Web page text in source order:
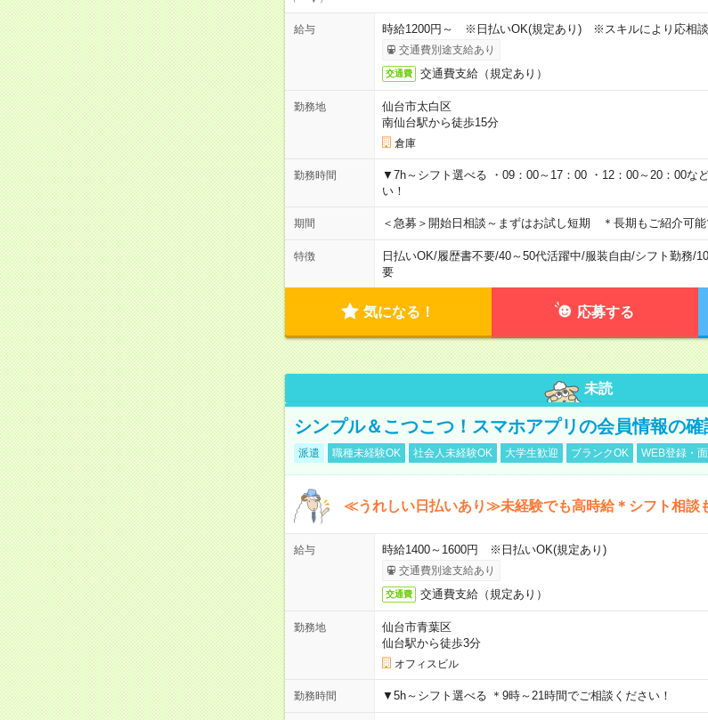
給与 時給1200円～ ※日払いOK(規定あり) ※スキルにより応相談
交通費別途支給あり
交通費 交通費支給（規定あり）
勤務地
仙台市太白区
南仙台駅から徒歩15分
倉庫
勤務時間
▼7h～シフト選べる ・09：00～17：00 ・12：00～20：00な
い！
期間 ＜急募＞開始日相談～まずはお試し短期 ＊長期もご紹介可能
特徴 日払いOK/履歴書不要/40～50代活躍中/服装自由/シフト勤務/
要
気になる！ 応募する
未読
シンプル＆こつこつ！スマホアプリの会員情報の確
派遣 職種未経験OK 社会人未経験OK 大学生歓迎 ブランクOK WEB登録・
≪うれしい日払いあり≫未経験でも高時給＊シフト相談
給与 時給1400～1600円 ※日払いOK(規定あり)
交通費別途支給あり
交通費 交通費支給（規定あり）
勤務地
仙台市青葉区
仙台駅から徒歩3分
オフィスビル
勤務時間 ▼5h～シフト選べる ＊9時～21時間でご相談ください！